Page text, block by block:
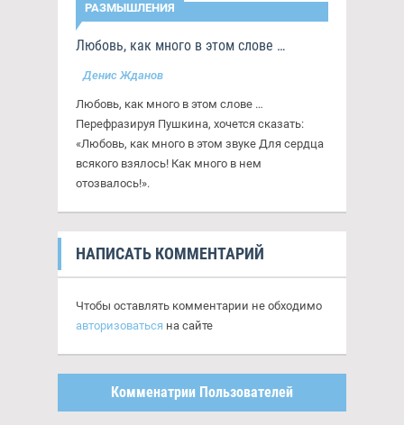
РАЗМЫШЛЕНИЯ
Любовь, как много в этом слове …
Денис Жданов
Любовь, как много в этом слове …
Перефразируя Пушкина, хочется сказать:
«Любовь, как много в этом звуке Для сердца
всякого взялось! Как много в нем
отозвалось!».
НАПИСАТЬ КОММЕНТАРИЙ
Чтобы оставлять комментарии не обходимо
авторизоваться на сайте
Комменатрии Пользователей